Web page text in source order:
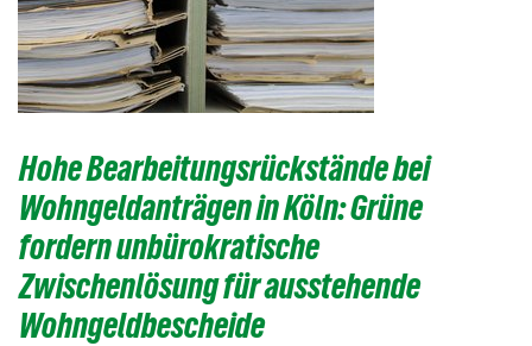
Hohe Bearbeitungsrückstände bei
Wohngeldanträgen in Köln: Grüne
fordern unbürokratische
Zwischenlösung für ausstehende
Wohngeldbescheide